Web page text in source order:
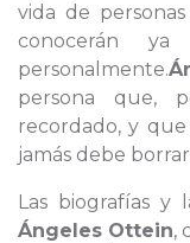
vida de
conocerán
personalmente.
persona que,
recordado, y
jamás debe
Las biografías y
Ángeles Ottein,